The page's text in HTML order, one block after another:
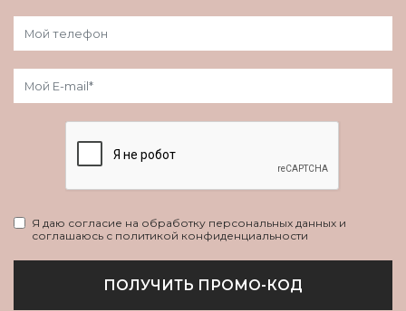
Я даю согласие на обработку персональных данных и
соглашаюсь с политикой конфиденциальности
ПОЛУЧИТЬ ПРОМО-КОД